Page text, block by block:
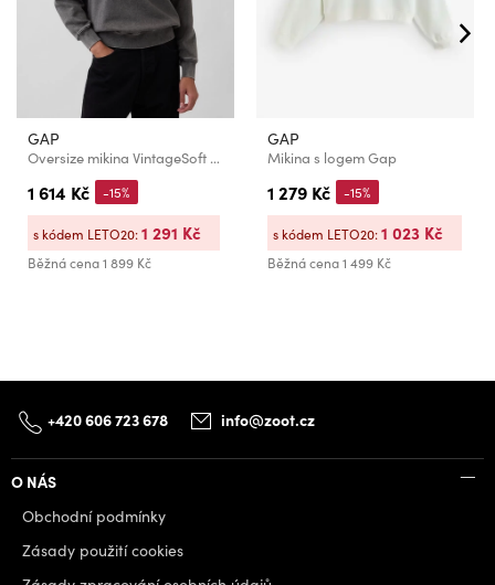
GAP
Oversize mikina VintageSoft Logo GAP
1 614 Kč
Běžná cena1 899 Kč
-15%
s kódem LETO20:1 291 Kč
GAP
Mikina s logem Gap
1 279 Kč
Běžná cena1 499 Kč
-15%
s kódem LETO20:1 023 Kč
+420 606 723 678 info@zoot.cz
O NÁS
Obchodní podmínky
Zásady použití cookies